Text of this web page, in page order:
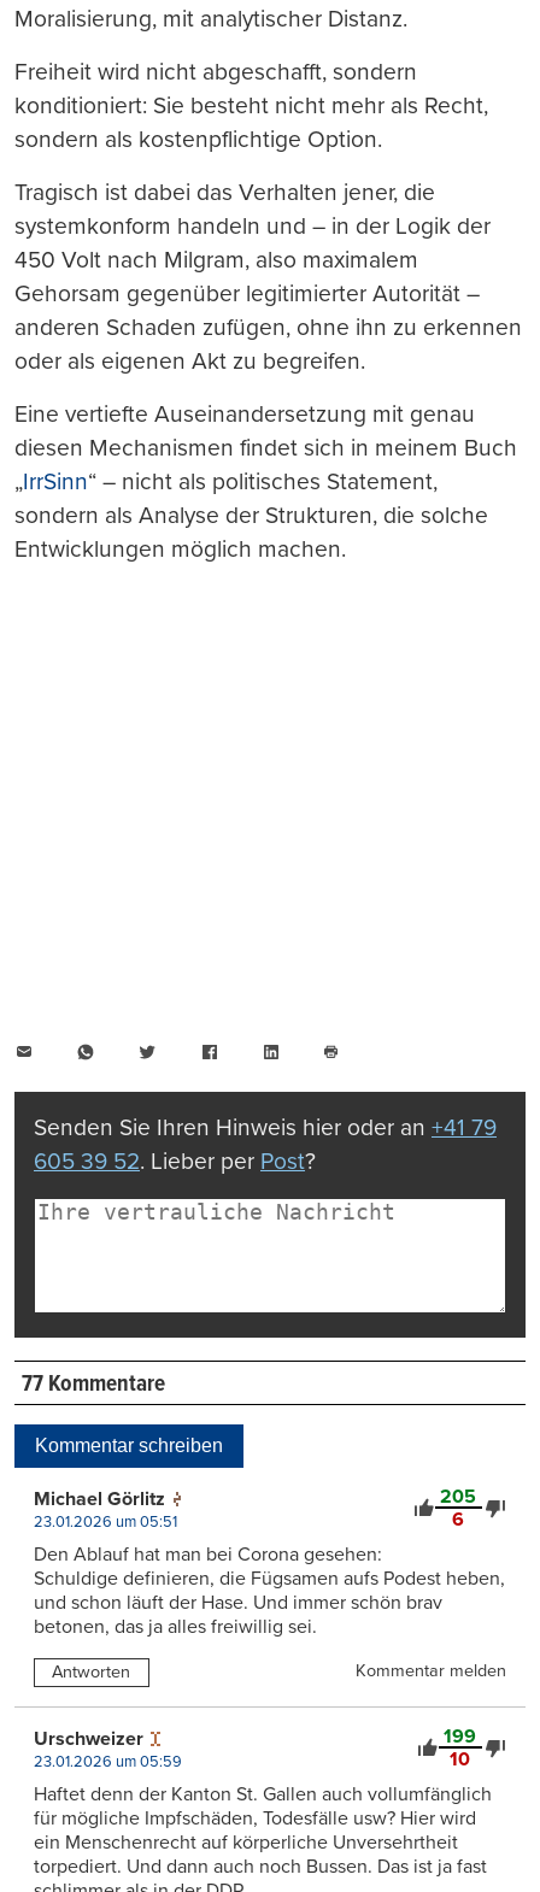
Moralisierung, mit analytischer Distanz.
Freiheit wird nicht abgeschafft, sondern
konditioniert: Sie besteht nicht mehr als Recht,
sondern als kostenpflichtige Option.
Tragisch ist dabei das Verhalten jener, die
systemkonform handeln und – in der Logik der
450 Volt nach Milgram, also maximalem
Gehorsam gegenüber legitimierter Autorität –
anderen Schaden zufügen, ohne ihn zu erkennen
oder als eigenen Akt zu begreifen.
Eine vertiefte Auseinandersetzung mit genau
diesen Mechanismen findet sich in meinem Buch
„IrrSinn“ – nicht als politisches Statement,
sondern als Analyse der Strukturen, die solche
Entwicklungen möglich machen.
WhatsAppTwitter FacebookLinkedIn
drucken
Senden Sie Ihren Hinweis hier oder an +41 79
605 39 52. Lieber per Post?
77 Kommentare
Kommentar schreiben
205
6
Michael Görlitz
23.01.2026 um 05:51
Den Ablauf hat man bei Corona gesehen:
Schuldige definieren, die Fügsamen aufs Podest heben,
und schon läuft der Hase. Und immer schön brav
betonen, das ja alles freiwillig sei.
Antworten Kommentar melden
199
10
Urschweizer
23.01.2026 um 05:59
Haftet denn der Kanton St. Gallen auch vollumfänglich
für mögliche Impfschäden, Todesfälle usw? Hier wird
ein Menschenrecht auf körperliche Unversehrtheit
torpediert. Und dann auch noch Bussen. Das ist ja fast